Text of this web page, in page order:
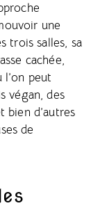
une
trois salles, sa
cachée,
peut
végan, des
bien d’autres
de